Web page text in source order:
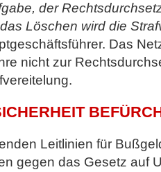
der
Löschen wird die
Das
nicht zur
Leitlinien für
gegen das Gesetz auf